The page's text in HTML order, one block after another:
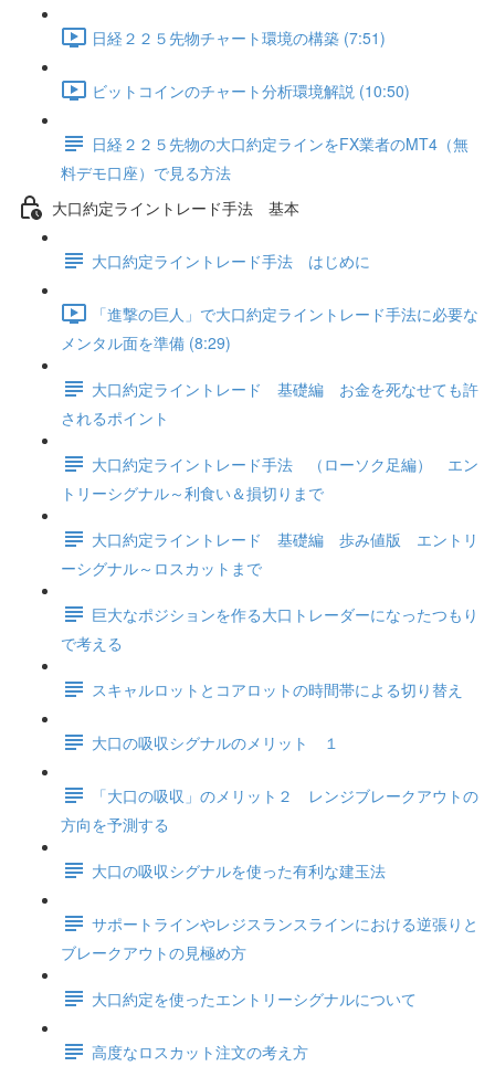
日経２２５先物チャート環境の構築 (7:51)
ビットコインのチャート分析環境解説 (10:50)
日経２２５先物の大口約定ラインをFX業者のMT4（無
料デモ口座）で見る方法
大口約定ライントレード手法 基本
大口約定ライントレード手法 はじめに
「進撃の巨人」で大口約定ライントレード手法に必要な
メンタル面を準備 (8:29)
大口約定ライントレード 基礎編 お金を死なせても許
されるポイント
大口約定ライントレード手法 （ローソク足編） エン
トリーシグナル～利食い＆損切りまで
大口約定ライントレード 基礎編 歩み値版 エントリ
ーシグナル～ロスカットまで
巨大なポジションを作る大口トレーダーになったつもり
で考える
スキャルロットとコアロットの時間帯による切り替え
大口の吸収シグナルのメリット １
「大口の吸収」のメリット２ レンジブレークアウトの
方向を予測する
大口の吸収シグナルを使った有利な建玉法
サポートラインやレジスランスラインにおける逆張りと
ブレークアウトの見極め方
大口約定を使ったエントリーシグナルについて
高度なロスカット注文の考え方